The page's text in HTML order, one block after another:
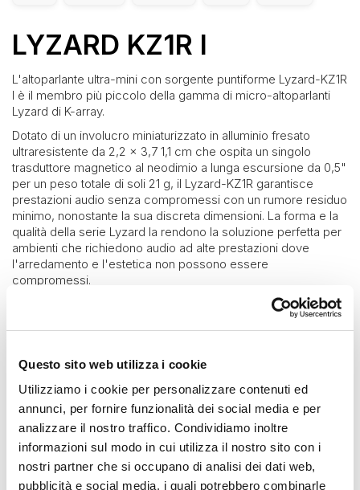
Questo sito web utilizza i cookie
Utilizziamo i cookie per personalizzare contenuti ed
annunci, per fornire funzionalità dei social media e per
analizzare il nostro traffico. Condividiamo inoltre
informazioni sul modo in cui utilizza il nostro sito con i
nostri partner che si occupano di analisi dei dati web,
pubblicità e social media, i quali potrebbero combinarle
LYZARD KZ1R I
L'altoparlante ultra-mini con sorgente puntiforme Lyzard-KZ1R
I è il membro più piccolo della gamma di micro-altoparlanti
Lyzard di K-array.
Dotato di un involucro miniaturizzato in alluminio fresato
ultraresistente da 2,2 x 3,7 1,1 cm che ospita un singolo
trasduttore magnetico al neodimio a lunga escursione da 0,5"
per un peso totale di soli 21 g, il Lyzard-KZ1R garantisce
prestazioni audio senza compromessi con un rumore residuo
minimo, nonostante la sua discreta dimensioni. La forma e la
qualità della serie Lyzard la rendono la soluzione perfetta per
ambienti che richiedono audio ad alte prestazioni dove
l'arredamento e l'estetica non possono essere
compromessi.
Lyzard-KZ1R è dotato di una clip a molla metallica per
l'installazione ad incasso a parete e un montaggio facile e
veloce.
Con una copertura orizzontale e verticale di 140° e una
risposta in frequenza da 500 Hz fino a 18 kHz, KZ1 I fornisce
una riproduzione audio chiara e un'intelligibilità impeccabile
con un SPL di picco di 86 dB, una prestazione
impressionante per un altoparlante in miniatura.
Per completare l'intera gamma di frequenze dei vostri sistemi
audio, gli altoparlanti Lyzard devono essere combinati con
uno o più subwoofer Truffle o Rumble e pilotati da uno dei